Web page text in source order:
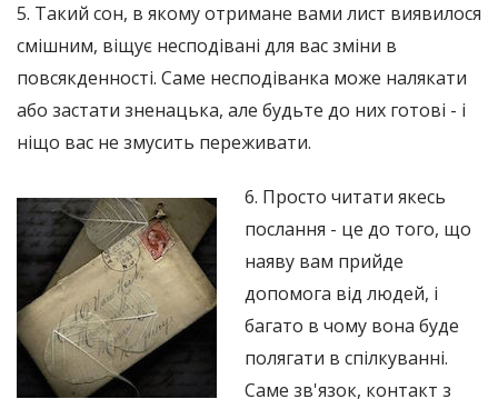
5. Такий сон, в якому отримане вами лист виявилося
смішним, віщує несподівані для вас зміни в
повсякденності. Саме несподіванка може налякати
або застати зненацька, але будьте до них готові - і
ніщо вас не змусить переживати.
6. Просто читати якесь
послання - це до того, що
наяву вам прийде
допомога від людей, і
багато в чому вона буде
полягати в спілкуванні.
Саме зв'язок, контакт з